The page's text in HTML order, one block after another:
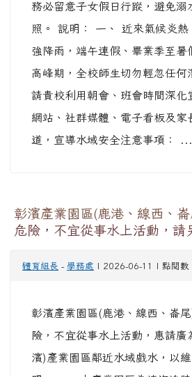
務必留意子女假日行蹤，避免溺
照。 說明： 一、 近來氣候炎熱
強降雨，端午連假、畢業季至暑
高峰期，全校師生切勿輕忽任何
請貴校利用朝會、班會時間深化
網站、社群媒體、電子看板及家
道，宣導水域安全注意事項： ...
彰濱產業園區(鹿港、線西、
危險，不宜從事水上活動，請
體育組長 - 學務處 | 2026-06-11 | 點閱數
彰濱產業園區(鹿港、線西、崙
險，不宜從事水上活動，惠請
濱)產業園區鄰近水域戲水，以